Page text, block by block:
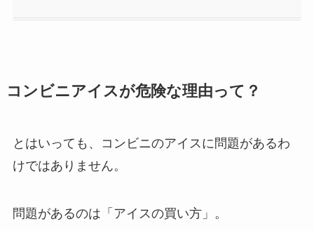
コンビニアイスが危険な理由って？
とはいっても、コンビニのアイスに問題があるわ
けではありません。
問題があるのは「アイスの買い方」。